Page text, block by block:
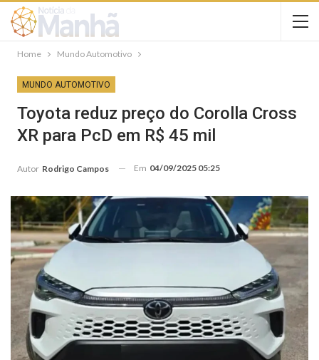
Home Mundo Automotivo
MUNDO AUTOMOTIVO
Toyota reduz preço do Corolla Cross
XR para PcD em R$ 45 mil
Autor Rodrigo Campos Em 04/09/2025 05:25